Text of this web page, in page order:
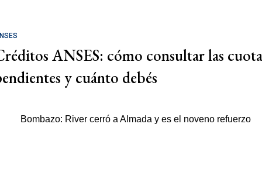
ANSES: cómo consultar las
y cuánto debés